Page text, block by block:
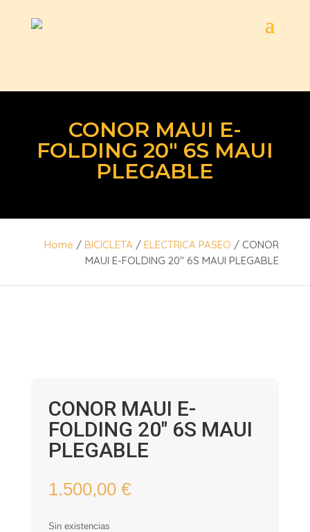
CONOR MAUI E-
FOLDING 20″ 6S MAUI
PLEGABLE
Home /BICICLETA /ELECTRICA PASEO / CONOR
MAUI E-FOLDING 20″ 6S MAUI PLEGABLE
CONOR MAUI E-
FOLDING 20″ 6S MAUI
PLEGABLE
1.500,00 €
Sin existencias